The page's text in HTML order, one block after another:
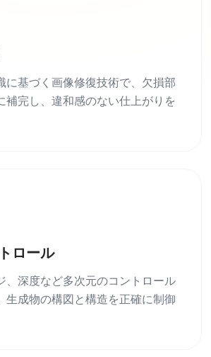
に基づく画像修復技術で、欠損部
補完し、違和感のない仕上がりを
ロール
、深度など多次元のコントロール
生成物の構図と構造を正確に制御